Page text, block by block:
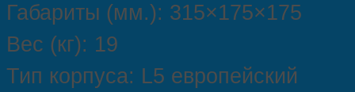
Габариты (мм.): 315×175×175
Вес (кг): 19
Тип корпуса: L5 европейский